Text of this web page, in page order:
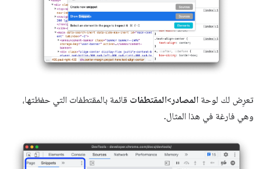
تعرِض لك لوحة المصادر >المقتطفات قائمة بالمقتطفات التي حفظتها،
وهي فارغة في هذا المثال.